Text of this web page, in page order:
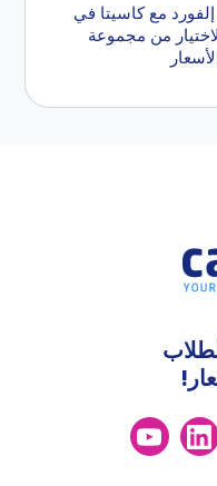
مع كاسيتا في
الاختيار من مجموعة